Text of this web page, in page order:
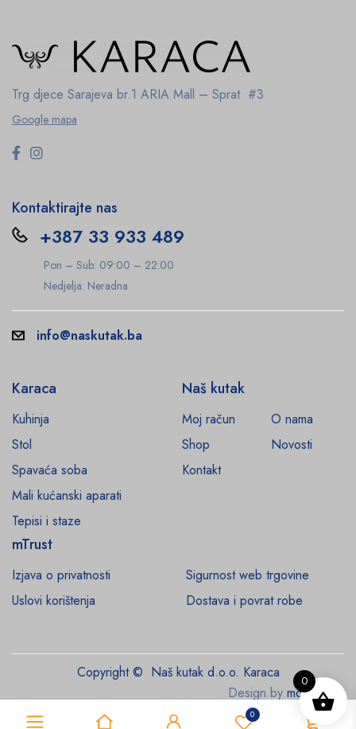
0 0
Trg djece Sarajeva br.1 ARIA Mall – Sprat #3
Google mapa
Kontaktirajte nas
+387 33 933 489
Pon – Sub: 09:00 – 22:00
Nedjelja: Neradna
info@naskutak.ba
Karaca
Kuhinja
Stol
Spavaća soba
Mali kućanski aparati
Tepisi i staze
Naš kutak
Moj račun
O nama
Shop
Novosti
Kontakt
mTrust
Izjava o privatnosti
Sigurnost web trgovine
Uslovi korištenja
Dostava i povrat robe
Copyright © Naš kutak d.o.o. Karaca
Design by monroe.ba
0